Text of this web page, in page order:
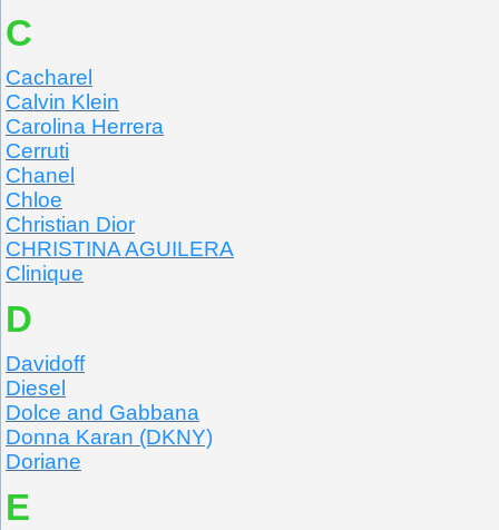
C
Cacharel
Calvin Klein
Carolina Herrera
Cerruti
Chanel
Chloe
Christian Dior
CHRISTINA AGUILERA
Clinique
D
Davidoff
Diesel
Dolce and Gabbana
Donna Karan (DKNY)
Doriane
E